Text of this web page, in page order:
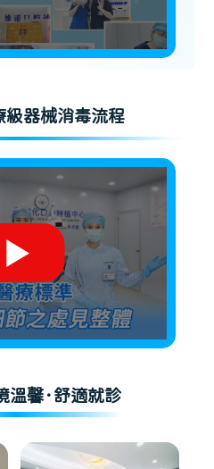
級器械消毒流程
溫馨·舒適就診